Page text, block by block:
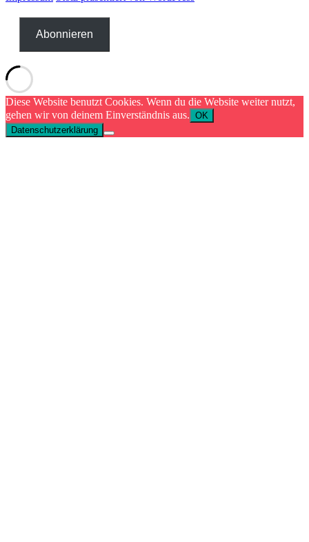
Abonnieren
Diese Website benutzt Cookies. Wenn du die Website weiter nutzt,
gehen wir von deinem Einverständnis aus. OK
Datenschutzerklärung